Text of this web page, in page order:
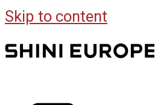
Skip to content